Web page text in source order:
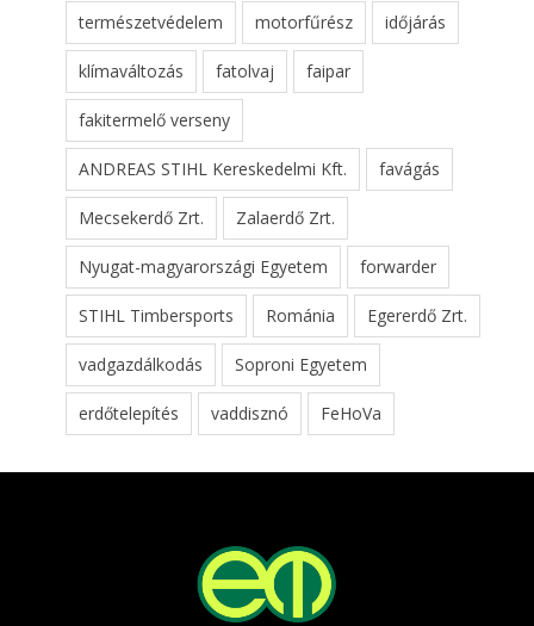
természetvédelem motorfűrész időjárás
klímaváltozás fatolvaj faipar
fakitermelő verseny
ANDREAS STIHL Kereskedelmi Kft. favágás
Mecsekerdő Zrt. Zalaerdő Zrt.
Nyugat-magyarországi Egyetem forwarder
STIHL Timbersports Románia Egererdő Zrt.
vadgazdálkodás Soproni Egyetem
erdőtelepítés vaddisznó FeHoVa